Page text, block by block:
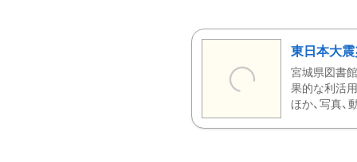
東日本大
宮城県図書
果的な利活
ほか、写真、